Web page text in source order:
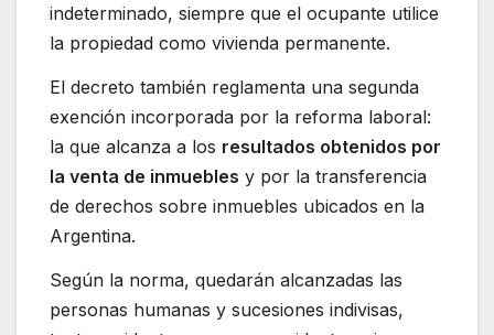
indeterminado, siempre que el ocupante utilice
la propiedad como vivienda permanente.
El decreto también reglamenta una segunda
exención incorporada por la reforma laboral:
la que alcanza a los resultados obtenidos por
la venta de inmuebles y por la transferencia
de derechos sobre inmuebles ubicados en la
Argentina.
Según la norma, quedarán alcanzadas las
personas humanas y sucesiones indivisas,